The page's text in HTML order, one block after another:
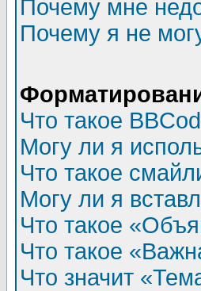
Почему мне
Почему я не
Что такое
Могу ли я
Что такое
Могу ли я
Что такое
Что такое
Что значит